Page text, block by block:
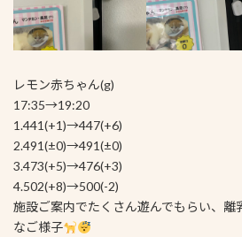
レモン赤ちゃん(g)
17:35→19:20
1.441(+1)→447(+6)
2.491(±0)→491(±0)
3.473(+5)→476(+3)
4.502(+8)→500(-2)
施設ご案内でたくさん遊んでもらい、離
なご様子